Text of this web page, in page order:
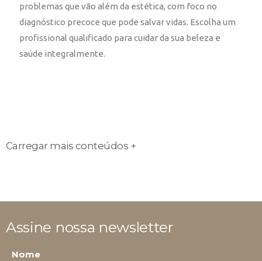
problemas que vão além da estética, com foco no
diagnóstico precoce que pode salvar vidas. Escolha um
profissional qualificado para cuidar da sua beleza e
saúde integralmente.
Carregar mais conteúdos +
Assine nossa newsletter
Nome